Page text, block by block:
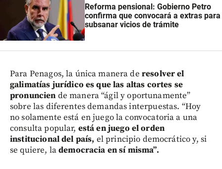
Reforma pensional: Gobierno Petro
confirma que convocará a extras para
subsanar vicios de trámite
Para Penagos, la única manera de resolver el
galimatías jurídico es que las altas cortes se
pronuncien de manera “ágil y oportunamente”
sobre las diferentes demandas interpuestas. “Hoy
no solamente está en juego la convocatoria a una
consulta popular, está en juego el orden
institucional del país, el principio democrático y, si
se quiere, lademocracia en sí misma”.